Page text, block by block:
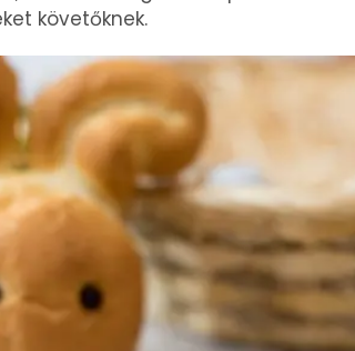
követőknek.